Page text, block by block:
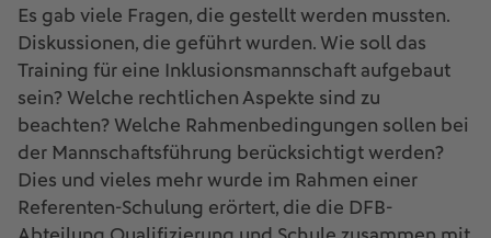
Es gab viele Fragen, die gestellt werden mussten.
Diskussionen, die geführt wurden. Wie soll das
Training für eine Inklusionsmannschaft aufgebaut
sein? Welche rechtlichen Aspekte sind zu
beachten? Welche Rahmenbedingungen sollen bei
der Mannschaftsführung berücksichtigt werden?
Dies und vieles mehr wurde im Rahmen einer
Referenten-Schulung erörtert, die die DFB-